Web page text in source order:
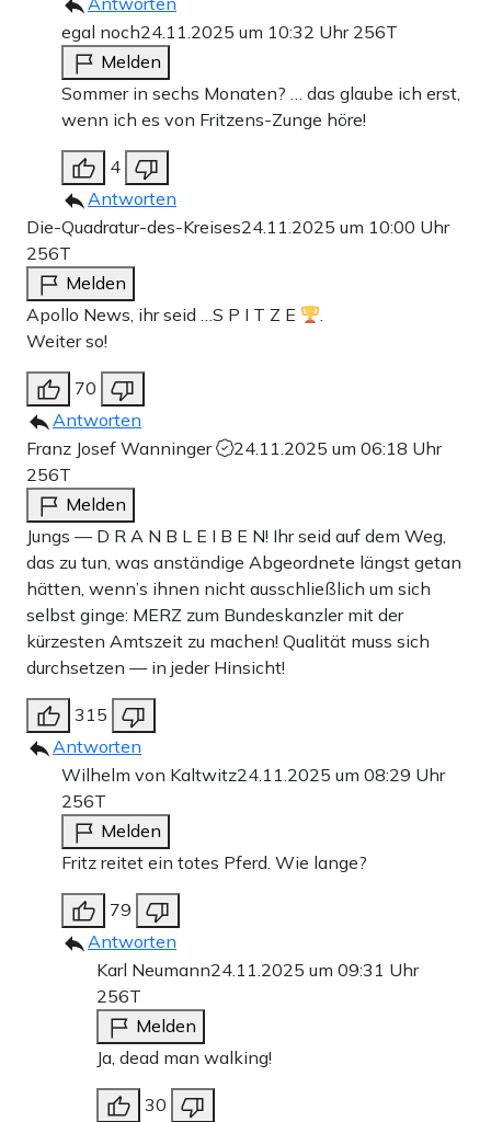
egal noch24.11.2025 um 10:32 Uhr 256T
Melden
Sommer in sechs Monaten? … das glaube ich erst,
wenn ich es von Fritzens-Zunge höre!
4
Antworten
Die-Quadratur-des-Kreises24.11.2025 um 10:00 Uhr
256T
Melden
Apollo News, ihr seid …S P I T Z E
.
Weiter so!
70
Antworten
Franz Josef Wanninger
24.11.2025 um 06:18 Uhr
256T
Melden
Jungs — D R A N B L E I B E N! Ihr seid auf dem Weg,
das zu tun, was anständige Abgeordnete längst getan
hätten, wenn’s ihnen nicht ausschließlich um sich
selbst ginge: MERZ zum Bundeskanzler mit der
kürzesten Amtszeit zu machen! Qualität muss sich
durchsetzen — in jeder Hinsicht!
315
Antworten
Wilhelm von Kaltwitz24.11.2025 um 08:29 Uhr
256T
Melden
Fritz reitet ein totes Pferd. Wie lange?
79
Antworten
Karl Neumann24.11.2025 um 09:31 Uhr
256T
Melden
Ja, dead man walking!
30